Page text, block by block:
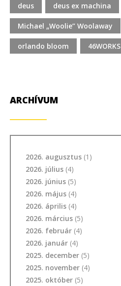
deus deus ex machina
Michael „Woolie” Woolaway
orlando bloom 46WORKS
ARCHÍVUM
2026. augusztus (1)
2026. július (4)
2026. június (5)
2026. május (4)
2026. április (4)
2026. március (5)
2026. február (4)
2026. január (4)
2025. december (5)
2025. november (4)
2025. október (5)